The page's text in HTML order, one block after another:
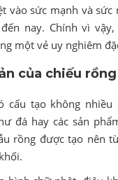
vào sức mạnh và sức
nay. Chính vì
một vẻ uy nghiêm
của chiếu
cấu tạo không
đá hay các sản
rồng được tạo nên